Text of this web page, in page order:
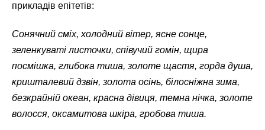
прикладів епітетів:
Сонячний сміх, холодний вітер, ясне сонце,
зеленкуваті листочки, співучий гомін, щира
посмішка, глибока тиша, золоте щастя, горда душа,
кришталевий дзвін, золота осінь, білосніжна зима,
безкрайній океан, красна дівиця, темна нічка, золоте
волосся, оксамитова шкіра, гробова тиша.